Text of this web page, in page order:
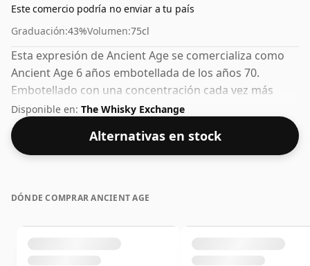
Este comercio podría no enviar a tu país
Graduación:43%Volumen:75cl
Esta expresión de Ancient Age se comercializa como
Ancient Age 6 años embotellada de los años 70.
Embotellado con una concentración cada vez más
popular del 43%, que es un ABV para beber respetable.
Disponible en: The Whisky Exchange
Alternativas en stock
DÓNDE COMPRAR ANCIENT AGE